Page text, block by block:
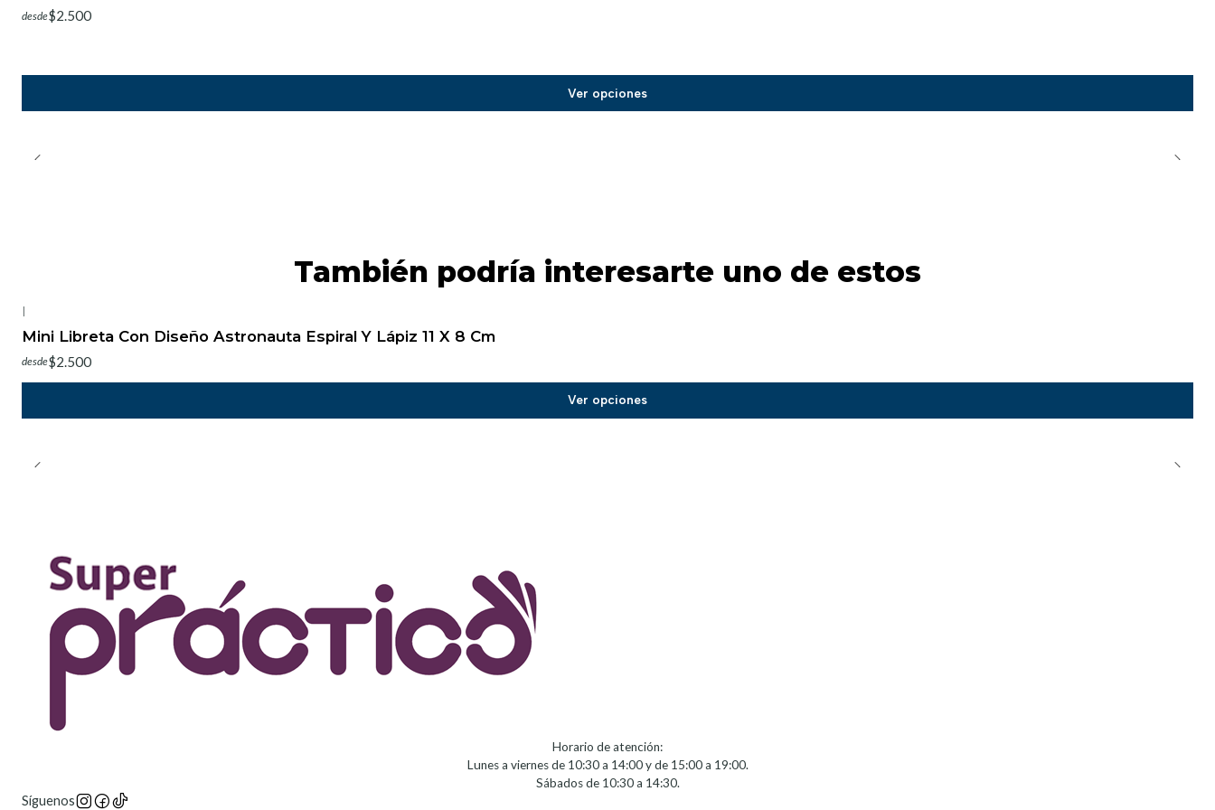
desde$2.500
Ver opciones
También podría interesarte uno de estos
-20%
|
Mini Libreta Con Diseño Astronauta Espiral Y Lápiz 11 X 8 Cm
desde$2.500
Ver opciones
Horario de atención:
Lunes a viernes de 10:30 a 14:00 y de 15:00 a 19:00.
Sábados de 10:30 a 14:30.
Síguenos